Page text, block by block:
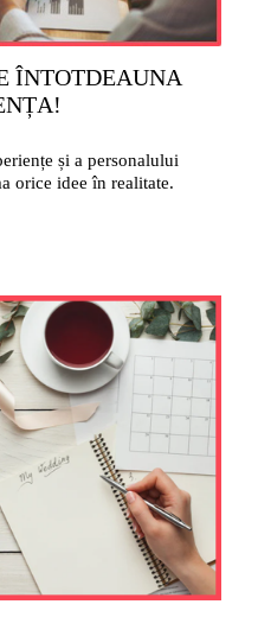
ÎNTOTDEAUNA
și a personalului
orice idee în realitate.